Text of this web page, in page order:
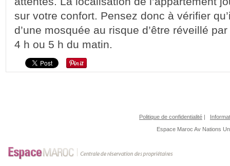
sur votre confort. Pensez donc à vérifier
d’une mosquée au risque d’être réveillé
4 h ou 5 h du matin.
Politique de confidentialité |
Espace Maroc Av Nations